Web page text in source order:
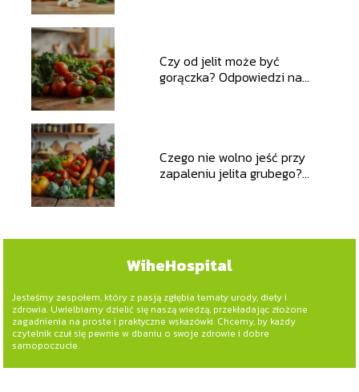
Czy od jelit może być
gorączka? Odpowiedzi na
Czego nie wolno jeść przy
zapaleniu jelita grubego?
WiheHospital
Jesteśmy zespołem, który z pasją zgłębia tematy urody, diety i
zdrowia. Uwielbiamy dzielić się naszą wiedzą, przekładając złożone
zagadnienia na proste i praktyczne wskazówki. Chcemy, by każdy
czytelnik czuł się pewnie w dbaniu o swoje zdrowie i dobre
samopoczucie.